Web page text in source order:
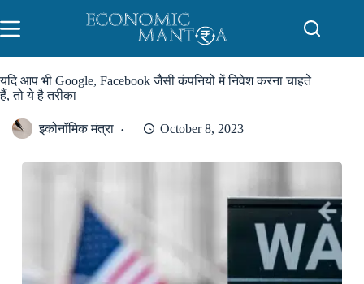
to
content
यदि आप भी Google, Facebook जैसी कंपनियों में निवेश करना चाहते
हैं, तो ये है तरीका
इकोनॉमिक मंत्रा October 8, 2023